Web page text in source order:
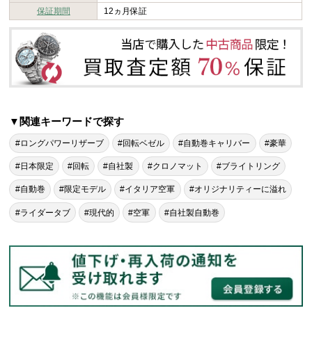
保証期間
12ヵ月保証
▼関連キーワードで探す
#ロングパワーリザーブ #回転ベゼル #自動巻キャリバー #豪華
#日本限定 #回転 #自社製 #クロノマット #ブライトリング
#自動巻 #限定モデル #イタリア空軍 #オリジナリティーに溢れ
#ライダータブ #現代的 #空軍 #自社製自動巻